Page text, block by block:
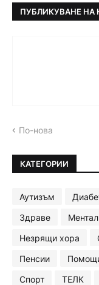
ПУБЛИКУВАНЕ НА
По-нова
КАТЕГОРИИ
Аутизъм
Здраве
Незрящи хора
Пенсии
Спорт
ТЕЛК